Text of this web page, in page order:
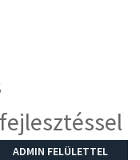
ADMIN FELÜLETTEL